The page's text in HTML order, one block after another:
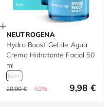
NEUTROGENA
Hydro Boost Gel de Agua
Crema Hidratante Facial 50
ml
50ml
20,90 € -52% 9,98 €